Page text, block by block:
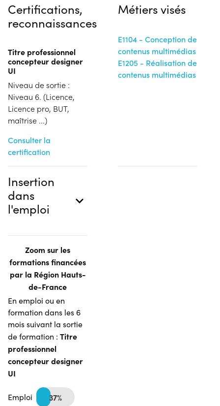
Certifications,
reconnaissances
Titre professionnel
concepteur designer
UI
Niveau de sortie :
Niveau 6. (Licence,
Licence pro, BUT,
maîtrise ...)
Consulter la
certification
Métiers visés
E1104 - Conception de
contenus multimédias
E1205 - Réalisation de
contenus multimédias
Insertion
dans
l'emploi
Zoom sur les
formations financées
par la Région Hauts-
de-France
En emploi ou en
formation dans les 6
mois suivant la sortie
de formation : Titre
professionnel
concepteur designer
UI
Emploi 37%